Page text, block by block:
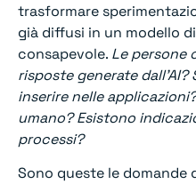
trasformare
già diffusi in un modello
consapevole. Le persone
risposte generate
inserire nelle
umano? Esistono
processi?
Sono queste le domande